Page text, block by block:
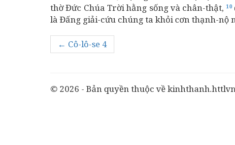
thờ Đức Chúa Trời hằng sống và chân-thật, 10
là Đấng giải-cứu chúng ta khỏi cơn thạnh-nộ
← Cô-lô-se 4
© 2026 - Bản quyền thuộc về